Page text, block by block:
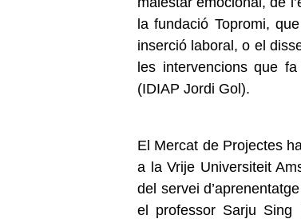
la fundació Topromi,
inserció laboral, o el
les intervencions que fa
(IDIAP Jordi Gol).
El Mercat de Projectes
a la Vrije Universiteit
del servei
el professor Sarju Sing